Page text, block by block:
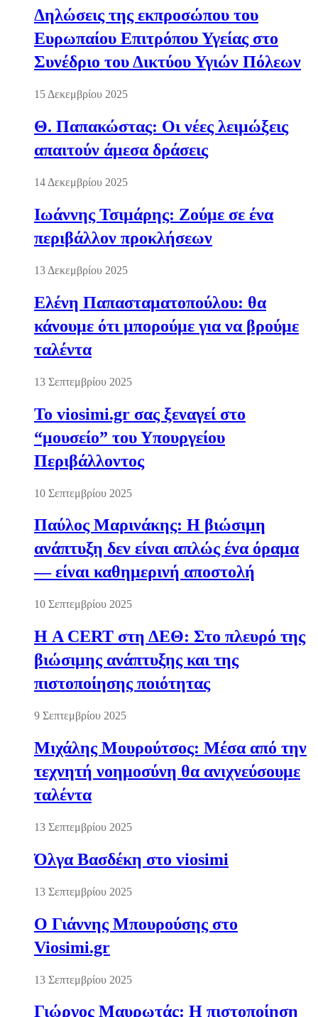
Δηλώσεις της εκπροσώπου του
Ευρωπαίου Επιτρόπου Υγείας στο
Συνέδριο του Δικτύου Υγιών Πόλεων
15 Δεκεμβρίου 2025
Θ. Παπακώστας: Οι νέες λειμώξεις
απαιτούν άμεσα δράσεις
14 Δεκεμβρίου 2025
Ιωάννης Τσιμάρης: Ζούμε σε ένα
περιβάλλον προκλήσεων
13 Δεκεμβρίου 2025
Ελένη Παπασταματοπούλου: θα
κάνουμε ότι μπορούμε για να βρούμε
ταλέντα
13 Σεπτεμβρίου 2025
Το viosimi.gr σας ξεναγεί στο
“μουσείο” του Υπουργείου
Περιβάλλοντος
10 Σεπτεμβρίου 2025
Παύλος Μαρινάκης: Η βιώσιμη
ανάπτυξη δεν είναι απλώς ένα όραμα
— είναι καθημερινή αποστολή
10 Σεπτεμβρίου 2025
Η A CERT στη ΔΕΘ: Στο πλευρό της
βιώσιμης ανάπτυξης και της
πιστοποίησης ποιότητας
9 Σεπτεμβρίου 2025
Μιχάλης Μουρούτσος: Μέσα από την
τεχνητή νοημοσύνη θα ανιχνεύσουμε
ταλέντα
13 Σεπτεμβρίου 2025
Όλγα Βασδέκη στο viosimi
13 Σεπτεμβρίου 2025
Ο Γιάννης Μπουρούσης στο
Viosimi.gr
13 Σεπτεμβρίου 2025
Γιώργος Μαυρωτάς: Η πιστοποίηση